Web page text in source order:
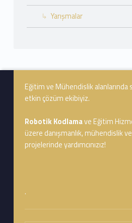
Yarışmalar
Footer info sidebar
Eğitim ve Mühendislik
etkin çözüm ekibiyiz.
Robotik Kodlamave Eğitim
üzere danışmanlık, mühendislik
projelerinde yardımcınızız!
.